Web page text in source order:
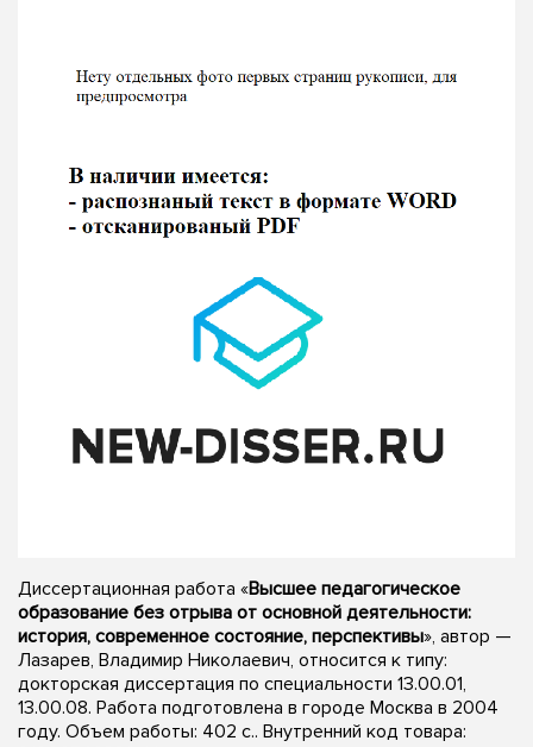
Диссертационная работа «Высшее педагогическое
образование без отрыва от основной деятельности:
история, современное состояние, перспективы», автор —
Лазарев, Владимир Николаевич, относится к типу:
докторская диссертация по специальности 13.00.01,
13.00.08. Работа подготовлена в городе Москва в 2004
году. Объем работы: 402 с.. Внутренний код товара: